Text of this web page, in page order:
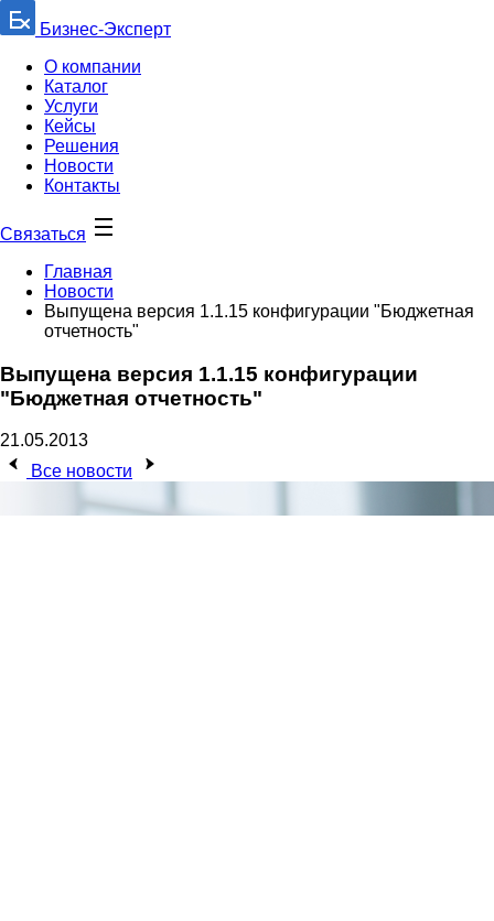
Бизнес-Эксперт
О компании
Каталог
Услуги
Кейсы
Решения
Новости
Контакты
Связаться
Главная
Новости
Выпущена версия 1.1.15 конфигурации "Бюджетная
отчетность"
Выпущена версия 1.1.15 конфигурации
"Бюджетная отчетность"
21.05.2013
Все новости